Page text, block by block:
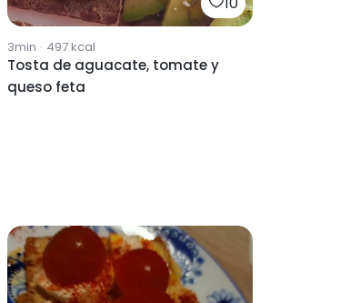
3min · 497kcal
Tosta de aguacate, tomate y
queso feta